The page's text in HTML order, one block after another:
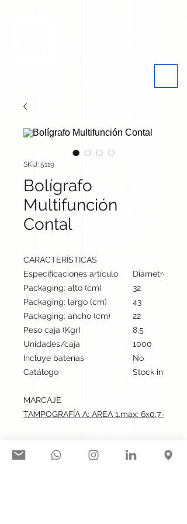
SKU: 5119
Bolígrafo
Multifunción
Contal
CARACTERÍSTICAS
Especificaciones artículo
Diámetro: 1.1
Packaging: alto (cm)
32
Packaging: largo (cm)
43
Packaging: ancho (cm)
22
Peso caja (Kgr)
8.5
Unidades/caja
1000
Incluye baterías
No
Catálogo
Stock
MARCAJE
TAMPOGRAFÍA A: AREA 1.max: 6x0.7 cm